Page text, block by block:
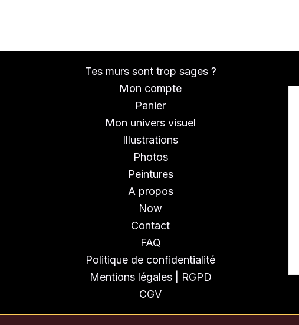
Tes murs sont trop sages ?
Mon compte
Panier
Mon univers visuel
Illustrations
Photos
Peintures
A propos
Now
Contact
FAQ
Politique de confidentialité
Mentions légales | RGPD
CGV